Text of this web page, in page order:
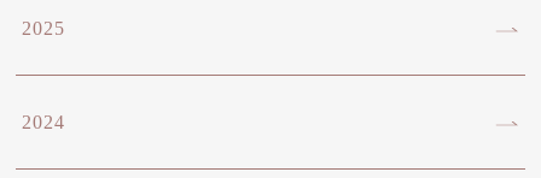
2025
2024